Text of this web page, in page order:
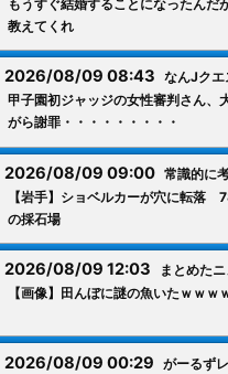
もうすぐ結婚することになったんだ
教えてくれ
2026/08/09 08:43なんJクエ
甲子園初ジャッジの女性審判さん、
がら謝罪・・・・・・・・・
2026/08/09 09:00常識的に
【岩手】ショベルカーが穴に転落
の採石場
2026/08/09 12:03まとめたニ
【画像】田んぼに謎の魚いたｗｗ
2026/08/09 00:29がーるずレ